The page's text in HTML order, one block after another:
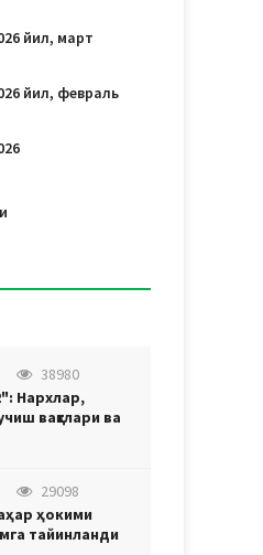
йил, март
йил, февраль
38980
Нархлар,
вақтлари ва
29098
ҳокими
тайинланди